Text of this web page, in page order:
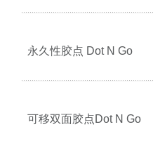
永久性胶点 Dot N Go
可移双面胶点Dot N Go